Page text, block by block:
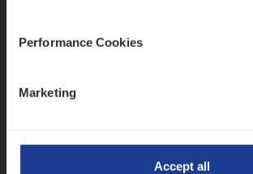
Performance Cookies
Marketing
Accept all